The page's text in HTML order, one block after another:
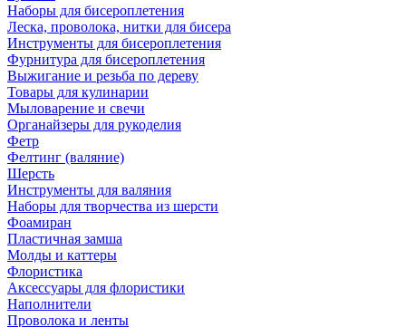
Наборы для бисероплетения
Леска, проволока, нитки для бисера
Инструменты для бисероплетения
Фурнитура для бисероплетения
Выжигание и резьба по дереву
Товары для кулинарии
Мыловарение и свечи
Органайзеры для рукоделия
Фетр
Фелтинг (валяние)
Шерсть
Инструменты для валяния
Наборы для творчества из шерсти
Фоамиран
Пластичная замша
Молды и каттеры
Флористика
Аксессуары для флористики
Наполнители
Проволока и ленты